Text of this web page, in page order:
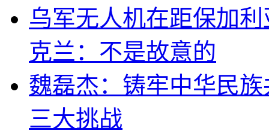
乌军无人机在距保加
克兰：不是故意的
魏磊杰：铸牢中华民
三大挑战